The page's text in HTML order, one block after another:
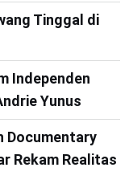
Tinggal di
Independen
Yunus
Documentary
Rekam Realitas